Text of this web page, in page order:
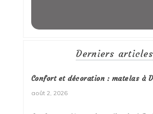
Derniers articles
Confort et décoration : matelas à
août 2, 2026